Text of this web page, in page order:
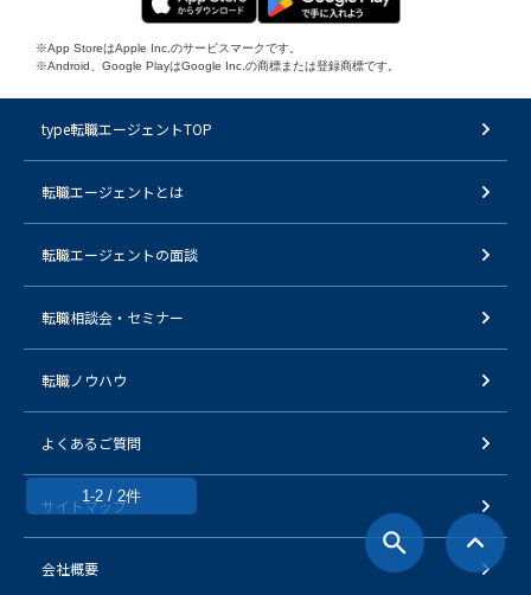
1-2 / 2件
※App StoreはApple Inc.のサービスマークです。
※Android、Google PlayはGoogle Inc.の商標または登録商標です。
type転職エージェントTOP
転職エージェントとは
転職エージェントの面談
転職相談会・セミナー
転職ノウハウ
よくあるご質問
サイトマップ
会社概要